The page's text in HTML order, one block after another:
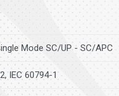
Mode SC/UP - SC/APC
IEC 60794-1